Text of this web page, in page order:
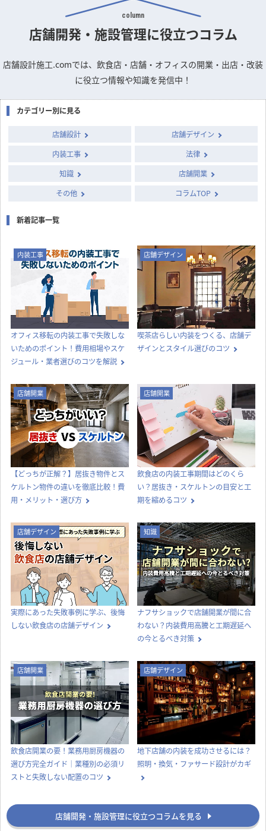
column
店舗開発・施設管理に役立つコラム
店舗設計施工.comでは、飲食店・店舗・オフィスの開業・出店・改装
に役立つ情報や知識を発信中！
カテゴリー別に見る
店舗設計
店舗デザイン
内装工事
法律
知識
店舗開業
その他
コラムTOP
新着記事一覧
内装工事
オフィス移転の内装工事で失敗しな
いためのポイント！費用相場やスケ
ジュール・業者選びのコツを解説
店舗デザイン
喫茶店らしい内装をつくる、店舗デ
ザインとスタイル選びのコツ
店舗開業
【どっちが正解？】居抜き物件とス
ケルトン物件の違いを徹底比較！費
用・メリット・選び方
店舗開業
飲食店の内装工事期間はどのくら
い？居抜き・スケルトンの目安と工
期を縮めるコツ
店舗デザイン
実際にあった失敗事例に学ぶ、後悔
しない飲食店の店舗デザイン
知識
ナフサショックで店舗開業が間に合
わない？内装費用高騰と工期遅延へ
の今とるべき対策
店舗開業
飲食店開業の要！業務用厨房機器の
選び方完全ガイド｜業種別の必須リ
ストと失敗しない配置のコツ
店舗デザイン
地下店舗の内装を成功させるには？
照明・換気・ファサード設計がカギ
店舗開発・施設管理に役立つコラムを見る